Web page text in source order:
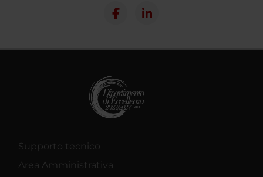
Supporto tecnico
Area Amministrativa